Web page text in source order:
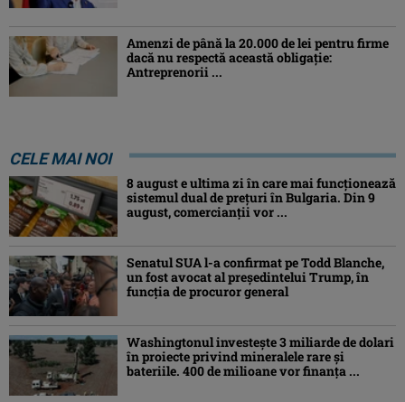
Amenzi de până la 20.000 de lei pentru firme
dacă nu respectă această obligație:
Antreprenorii ...
CELE MAI NOI
8 august e ultima zi în care mai funcționează
sistemul dual de prețuri în Bulgaria. Din 9
august, comercianții vor ...
Senatul SUA l-a confirmat pe Todd Blanche,
un fost avocat al președintelui Trump, în
funcția de procuror general
Washingtonul investește 3 miliarde de dolari
în proiecte privind mineralele rare și
bateriile. 400 de milioane vor finanța ...